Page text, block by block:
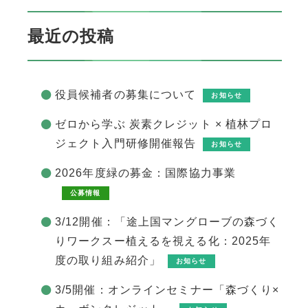
最近の投稿
役員候補者の募集について お知らせ
ゼロから学ぶ 炭素クレジット × 植林プロ
ジェクト入門研修開催報告
お知らせ
2026年度緑の募金：国際協力事業
公募情報
3/12開催：「途上国マングローブの森づく
りワークスー植えるを視える化：2025年
度の取り組み紹介」
お知らせ
3/5開催：オンラインセミナー「森づくり×